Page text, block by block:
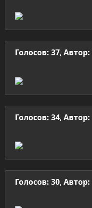
Голосов: 37, Автор:
Голосов: 34, Автор:
Голосов: 30, Автор: